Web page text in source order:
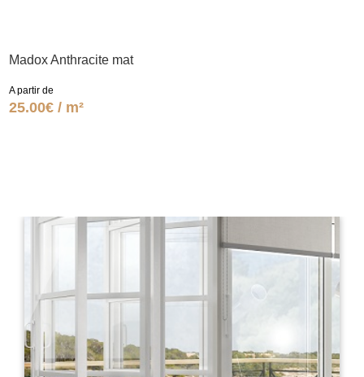
Madox Anthracite mat
A partir de
25.00€ / m²